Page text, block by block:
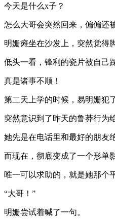
今天是什么x子？
怎么大哥会突然回来，偏偏还
明姗瘫坐在沙发上，突然觉得
低头一看，锋利的瓷片被自己
真是诸事不顺！
第二天上学的时候，易明姗犯
突然意识到了昨天的鲁莽行为
她先是在电话里和最好的朋友
而现在，彻底变成了一个形单
唯一可以求助的，就是她那个
“大哥！”
明姗尝试着喊了一句。